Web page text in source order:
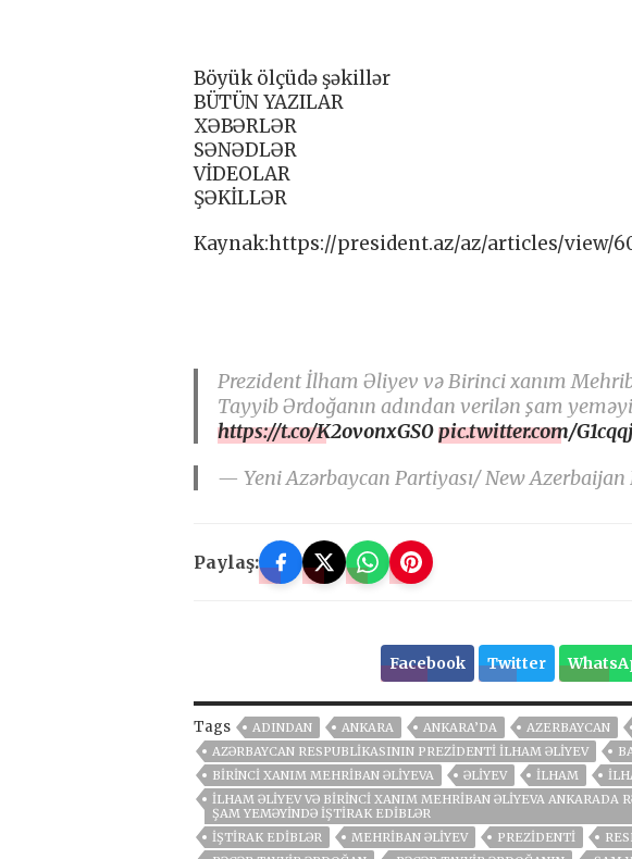
Böyük ölçüdə şəkillər
BÜTÜN YAZILAR
XƏBƏRLƏR
SƏNƏDLƏR
VİDEOLAR
ŞƏKİLLƏR
Kaynak:https://president.az/az/articles/view/
Prezident İlham Əliyev və Birinci xanım
Tayyib Ərdoğanın adından verilən şam
https://t.co/K2ovonxGS0pic.twitter.com/
— Yeni Azərbaycan Partiyası/ New Azerbaijan
Paylaş:
Facebook Twitter
Tags ADINDAN ANKARA ANKARA’DA AZERBAYCAN
AZƏRBAYCAN RESPUBLIKASININ PREZIDENTI İLHAM ƏLIYEV
BIRINCI XANIM MEHRIBAN ƏLIYEVA
ƏLIYEV İLHAM
İLHAM ƏLIYEV VƏ BIRINCI XANIM MEHRIBAN ƏLIYEVA ANKARADA
ŞAM YEMƏYINDƏ IŞTIRAK EDIBLƏR
IŞTIRAK EDIBLƏR
MEHRIBAN ƏLIYEV PREZIDENTI